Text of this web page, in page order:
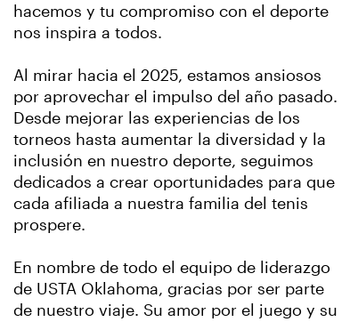
hacemos y tu compromiso con el deporte
nos inspira a todos.
Al mirar hacia el 2025, estamos ansiosos
por aprovechar el impulso del año pasado.
Desde mejorar las experiencias de los
torneos hasta aumentar la diversidad y la
inclusión en nuestro deporte, seguimos
dedicados a crear oportunidades para que
cada afiliada a nuestra familia del tenis
prospere.
En nombre de todo el equipo de liderazgo
de USTA Oklahoma, gracias por ser parte
de nuestro viaje. Su amor por el juego y su